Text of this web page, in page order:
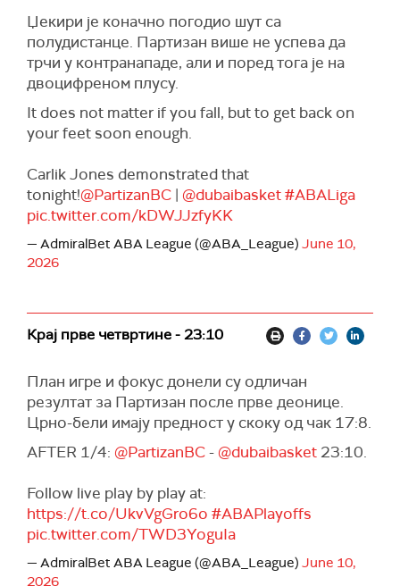
Џекири је коначно погодио шут са
полудистанце. Партизан више не успева да
трчи у контранападе, али и поред тога је на
двоцифреном плусу.
It does not matter if you fall, but to get back on
your feet soon enough.
Carlik Jones demonstrated that
tonight!@PartizanBC | @dubaibasket#ABALiga
pic.twitter.com/kDWJJzfyKK
— AdmiralBet ABA League (@ABA_League) June 10,
2026
Крај прве четвртине - 23:10
План игре и фокус донели су одличан
резултат за Партизан после прве деонице.
Црно-бели имају предност у скоку од чак 17:8.
AFTER 1/4: @PartizanBC- @dubaibasket 23:10.
Follow live play by play at:
https://t.co/UkvVgGro6o #ABAPlayoffs
pic.twitter.com/TWD3YoguIa
— AdmiralBet ABA League (@ABA_League) June 10,
2026